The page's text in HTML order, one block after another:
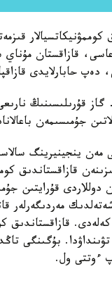
كوممۋنيكاتسيالار
قازاقستان مۇناي
دەپ حابارلايدى
قۇرىلىسىنىڭ
جۇمىسىمەن
قازاقستاندىق
150 ميلليون دوللاردى
مەردىگەرلەر
​​​​​قازاقستاندىق
ءوتتى ول.